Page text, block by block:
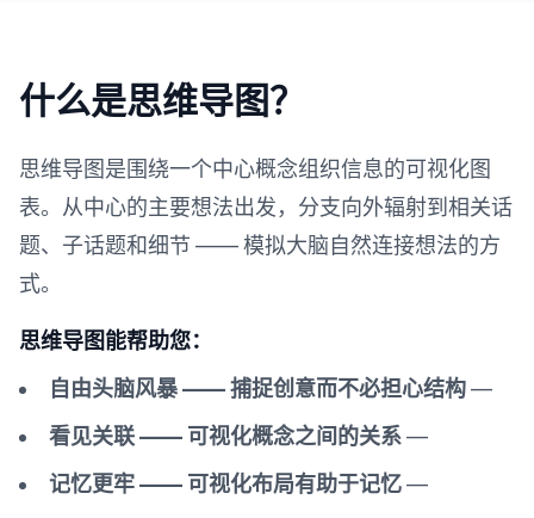
什么是思维导图？
思维导图是围绕一个中心概念组织信息的可视化图
表。从中心的主要想法出发，分支向外辐射到相关话
题、子话题和细节 —— 模拟大脑自然连接想法的方
式。
思维导图能帮助您：
自由头脑风暴 —— 捕捉创意而不必担心结构—
看见关联 —— 可视化概念之间的关系—
记忆更牢 —— 可视化布局有助于记忆—